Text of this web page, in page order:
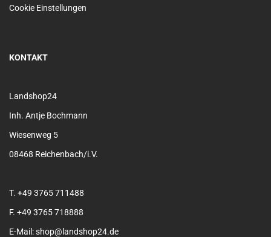
Cookie Einstellungen
KONTAKT
Landshop24
Inh. Antje Bochmann
Wiesenweg 5
08468 Reichenbach/i.V.
T. +49 3765 711488
F. +49 3765 718888
E-Mail: shop@landshop24.de